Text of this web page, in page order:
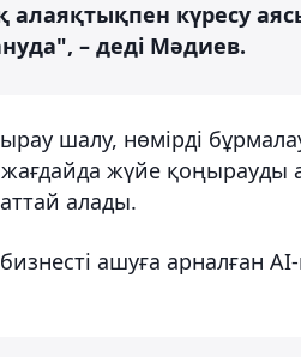
алаяқтықпен күресу
– деді Мәдиев.
шалу, нөмірді
жүйе қоңырауды
алады.
ашуға арналған